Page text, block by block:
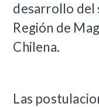
desarrollo del
Región de
Chilena.
Las